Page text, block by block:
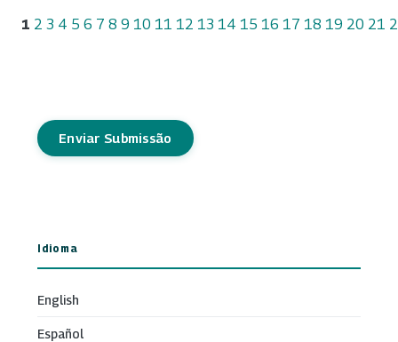
1 2 3 4 5 6 7 8 9 10 11 12 13 14 15 16 17 18 19 20 21
Enviar Submissão
Idioma
English
Español